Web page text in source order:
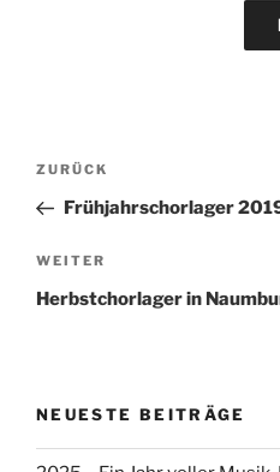
Beitragsnavigation
Vorheriger
Beitrag
ZURÜCK
Frühjahrschorlager
Nächster
Beitrag
WEITER
Herbstchorlager in
NEUESTE BEITRÄGE